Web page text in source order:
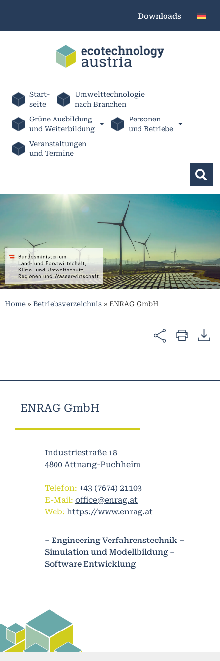
Downloads
Start-
seite
Umwelttechnologie
nach Branchen
Grüne Ausbildung
und Weiterbildung
Personen
und Betriebe
Veranstaltungen
und Termine
Home » Betriebsverzeichnis » ENRAG GmbH
ENRAG GmbH
Industriestraße 18
4800 Attnang-Puchheim
Telefon: +43 (7674) 21103
E-Mail: office@enrag.at
Web: https://www.enrag.at
– Engineering Verfahrenstechnik –
Simulation und Modellbildung –
Software Entwicklung